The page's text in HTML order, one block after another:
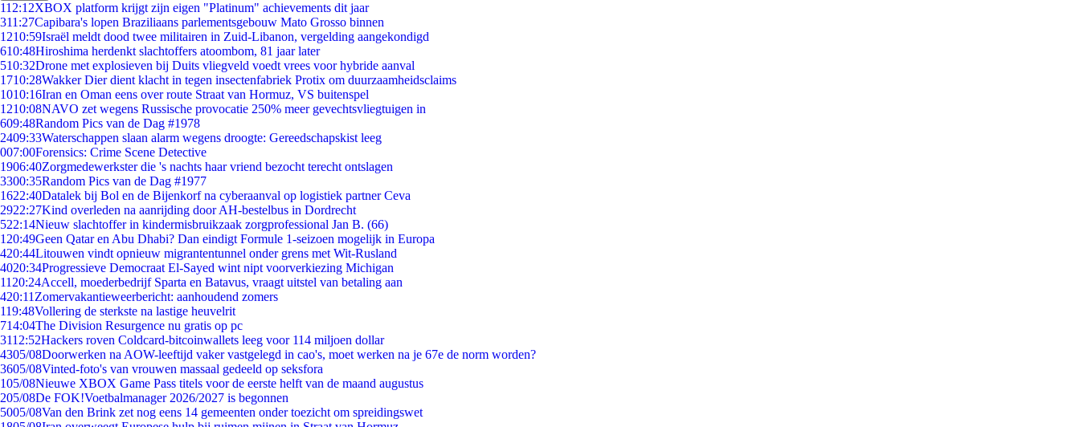
112:12XBOX platform krijgt zijn eigen "Platinum" achievements dit jaar
311:27Capibara's lopen Braziliaans parlementsgebouw Mato Grosso binnen
1210:59Israël meldt dood twee militairen in Zuid-Libanon, vergelding aangekondigd
610:48Hiroshima herdenkt slachtoffers atoombom, 81 jaar later
510:32Drone met explosieven bij Duits vliegveld voedt vrees voor hybride aanval
1710:28Wakker Dier dient klacht in tegen insectenfabriek Protix om duurzaamheidsclaims
1010:16Iran en Oman eens over route Straat van Hormuz, VS buitenspel
1210:08NAVO zet wegens Russische provocatie 250% meer gevechtsvliegtuigen in
609:48Random Pics van de Dag #1978
2409:33Waterschappen slaan alarm wegens droogte: Gereedschapskist leeg
007:00Forensics: Crime Scene Detective
1906:40Zorgmedewerkster die 's nachts haar vriend bezocht terecht ontslagen
3300:35Random Pics van de Dag #1977
1622:40Datalek bij Bol en de Bijenkorf na cyberaanval op logistiek partner Ceva
2922:27Kind overleden na aanrijding door AH-bestelbus in Dordrecht
522:14Nieuw slachtoffer in kindermisbruikzaak zorgprofessional Jan B. (66)
1 20:49Geen Qatar en Abu Dhabi? Dan eindigt Formule 1-seizoen mogelijk in Europa
420:44Litouwen vindt opnieuw migrantentunnel onder grens met Wit-Rusland
4020:34Progressieve Democraat El-Sayed wint nipt voorverkiezing Michigan
11 20:24Accell, moederbedrijf Sparta en Batavus, vraagt uitstel van betaling aan
420:11 Zomervakantieweerbericht: aanhoudend zomers
119:48Vollering de sterkste na lastige heuvelrit
714:04The Division Resurgence nu gratis op pc
3112:52Hackers roven Coldcard-bitcoinwallets leeg voor 114 miljoen dollar
4305/08Doorwerken na AOW-leeftijd vaker vastgelegd in cao's, moet werken na je 67e de norm worden?
3605/08Vinted-foto's van vrouwen massaal gedeeld op seksfora
105/08Nieuwe XBOX Game Pass titels voor de eerste helft van de maand augustus
205/08De FOK!Voetbalmanager 2026/2027 is begonnen
5005/08Van den Brink zet nog eens 14 gemeenten onder toezicht om spreidingswet